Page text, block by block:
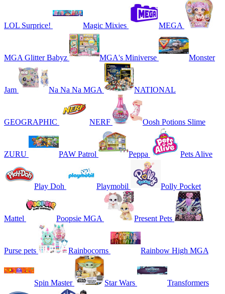
LOL Surprice! Magic Mixies MEGA
MGA Glitter Babyz MGA's Miniverse Monster
Jam Na Na Na MGA NATIONAL
GEOGRAPHIC NERF Oosh Potions Slime
ZURU PAW Patrol Peppa Pets Alive
Play Doh Playmobil Polly Pocket
Mattel Poopsie MGA Present Pets
Purse pets Rainbocorns Rainbow High MGA
Spin Master Star Wars Transformers